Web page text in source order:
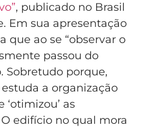
, publicado no Brasil
Em sua apresentação
que ao se “observar o
passou do
Sobretudo porque,
a organização
as
edifício no qual mora